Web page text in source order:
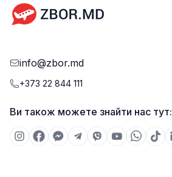
info@zbor.md
+373 22 844 111
Ви також можете знайти нас тут: